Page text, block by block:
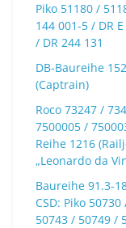
Piko 51180 /
144 001-5 / DR
/ DR 244 131
DB-Baureihe
(Captrain)
Roco 73247 /
7500005 /
Reihe 1216
„Leonardo da
Baureihe 91.3-
CSD: Piko
50743 / 50749 /